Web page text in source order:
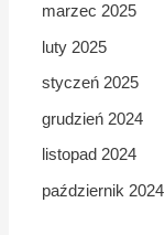
marzec 2025
luty 2025
styczeń 2025
grudzień 2024
listopad 2024
październik 2024